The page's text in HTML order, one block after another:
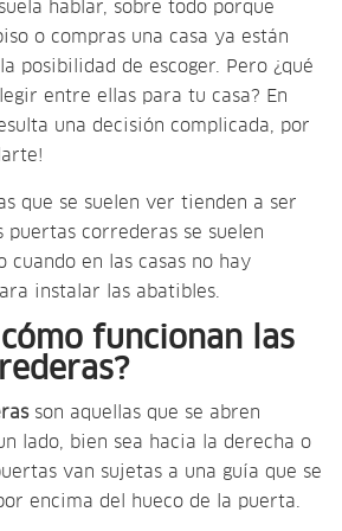
hablar, sobre todo porque
o compras una casa ya están
posibilidad de escoger. Pero ¿qué
entre ellas para tu casa? En
una decisión complicada, por
que se suelen ver tienden a ser
puertas correderas se suelen
cuando en las casas no hay
instalar las abatibles.
funcionan las
son aquellas que se abren
lado, bien sea hacia la derecha o
van sujetas a una guía que se
encima del hueco de la puerta.